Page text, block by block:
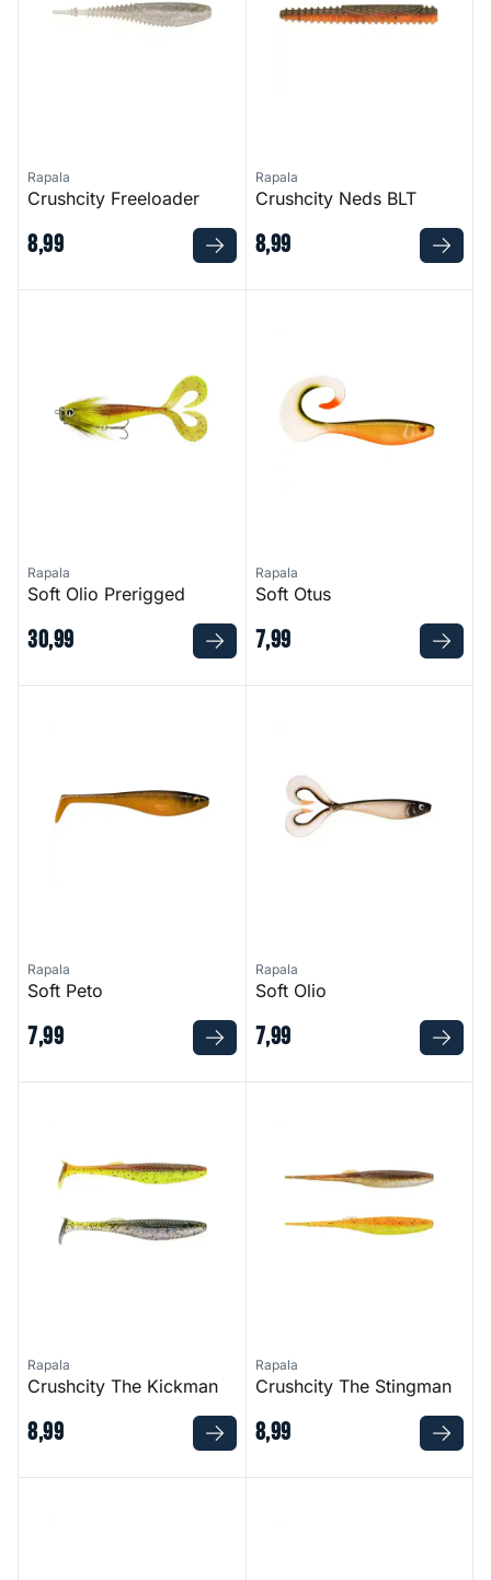
Rapala
Crushcity Freeloader
8,99
Rapala
Crushcity Neds BLT
8,99
Rapala
Soft Olio Prerigged
30,99
Rapala
Soft Otus
7,99
Rapala
Soft Peto
7,99
Rapala
Soft Olio
7,99
Rapala
Crushcity The Kickman
8,99
Rapala
Crushcity The Stingman
8,99